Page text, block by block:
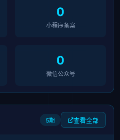
0
小程序备案
0
微信公众号
5期 查看全部